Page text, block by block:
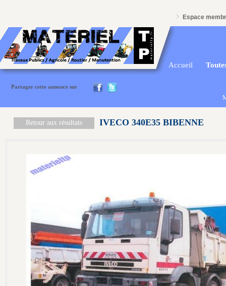
Espace
Accueil
Partager cette annonce sur
Retour aux résultats IVECO 340E35 BIBENNE